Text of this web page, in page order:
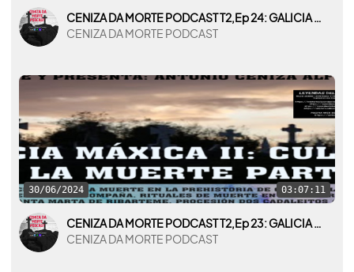
CENIZA DA MORTE PODCAST T2,Ep 24: GALICIA MÁXICA III: CULTURA DE LA MUERTE EN GALICIA PARTE II
CENIZA DA MORTE PODCAST
30/06/2024 03:07:11
CENIZA DA MORTE PODCAST T2,Ep 23: GALICIA MÁXICA II: CULTURA DE LA MUERTE EN GALICIA PARTE I
CENIZA DA MORTE PODCAST